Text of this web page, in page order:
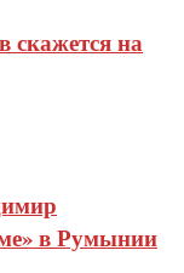
скажется на
в Румынии